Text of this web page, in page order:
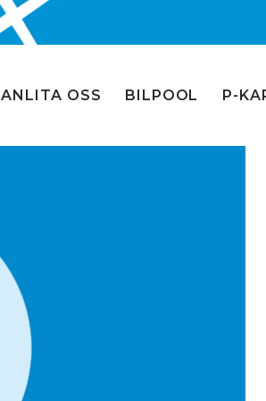
ANLITA OSS BILPOOL P-